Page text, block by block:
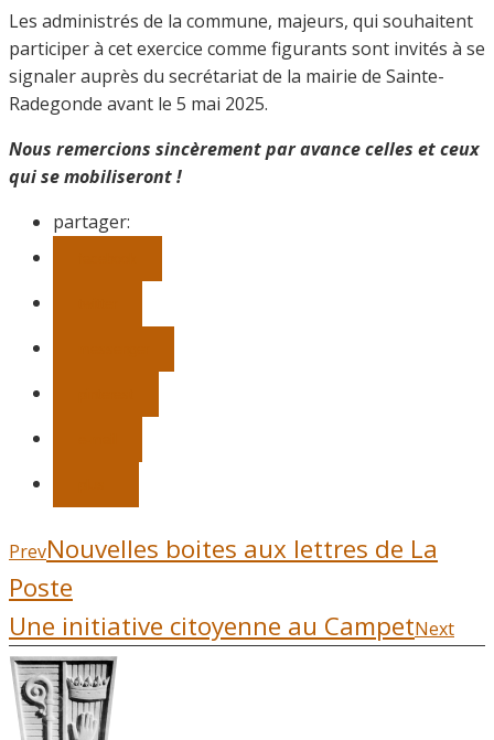
Les administrés de la commune, majeurs, qui souhaitent
participer à cet exercice comme figurants sont invités à se
signaler auprès du secrétariat de la mairie de Sainte-
Radegonde avant le 5 mai 2025.
Nous remercions sincèrement par avance celles et ceux
qui se mobiliseront !
partager:
PrevNouvelles boites aux lettres de La
Poste
Une initiative citoyenne au CampetNext